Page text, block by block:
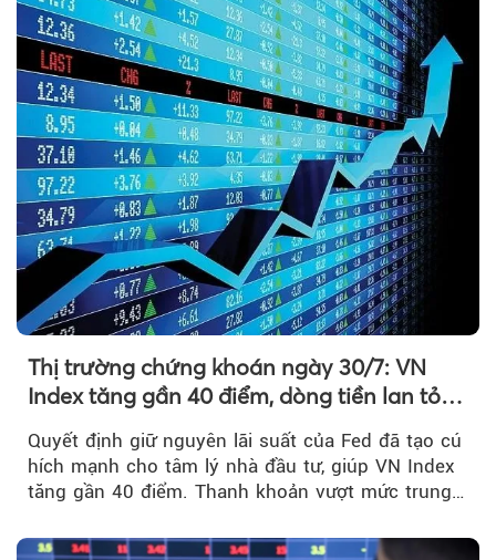
Thị trường chứng khoán ngày 30/7: VN
Index tăng gần 40 điểm, dòng tiền lan tỏa
mạnh sau tín hiệu tích cực từ Fed
Quyết định giữ nguyên lãi suất của Fed đã tạo cú
hích mạnh cho tâm lý nhà đầu tư, giúp VN Index
tăng gần 40 điểm. Thanh khoản vượt mức trung